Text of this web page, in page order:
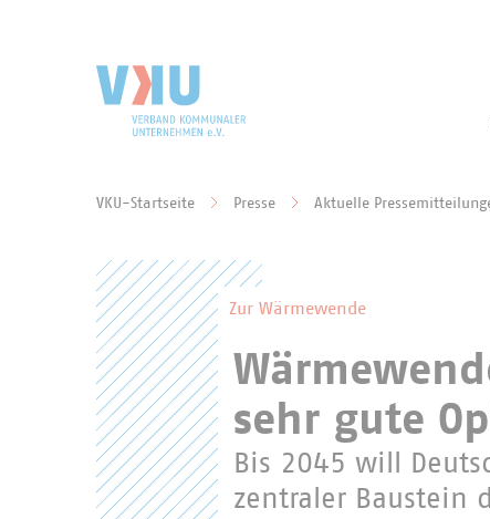
VKU-Startseite Presse Aktuelle
Zur Wärmewende
sehr gute
Bis 2045 will
zentraler Baustein